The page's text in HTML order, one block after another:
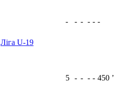
Ліга U-19
- - - - - -
5 - - - - 450 ʼ